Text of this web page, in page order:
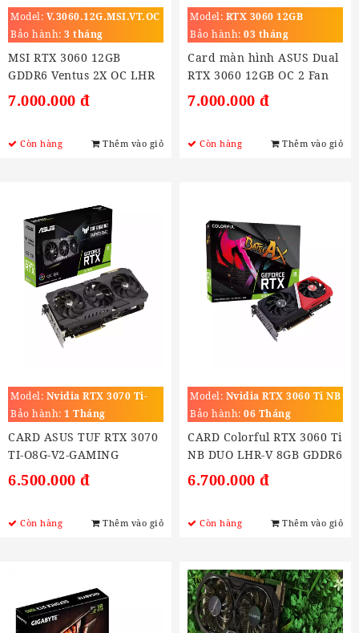
Model: V.3060.12G.MSI.VT.OC
Bảo hành: 3 tháng
MSI RTX 3060 12GB
GDDR6 Ventus 2X OC LHR
7.000.000 đ
Còn hàng Thêm vào giỏ
Model: RTX 3060 12GB
Bảo hành: 03 tháng
Card màn hình ASUS Dual
RTX 3060 12GB OC 2 Fan
V2 (DUAL-RTX3060-O12G-
V2)
7.000.000 đ
Còn hàng Thêm vào giỏ
Model: Nvidia RTX 3070 Ti-
O8G-V2-GAMING
Bảo hành: 1 Tháng
CARD ASUS TUF RTX 3070
TI-O8G-V2-GAMING
6.500.000 đ
Còn hàng Thêm vào giỏ
Model: Nvidia RTX 3060 Ti NB
DUO LHR-V 8GB GDDR6
Bảo hành: 06 Tháng
CARD Colorful RTX 3060 Ti
NB DUO LHR-V 8GB GDDR6
6.700.000 đ
Còn hàng Thêm vào giỏ